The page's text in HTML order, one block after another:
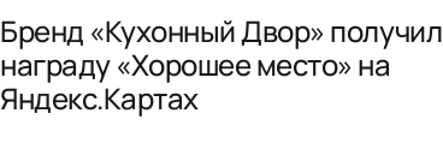
Бренд «Кухонный Двор» получил
награду «Хорошее место» на
Яндекс.Картах